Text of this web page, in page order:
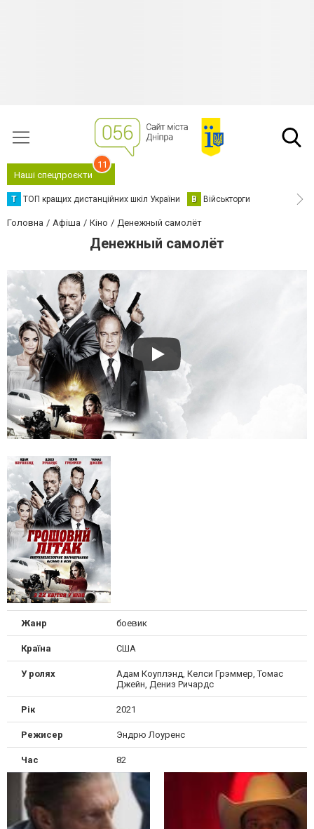
Наші спецпроєкти
11
Т ТОП кращих дистанційних шкіл України В Військторги
Головна Афіша Кіно Денежный самолёт
Денежный самолёт
Жанр боевик
Країна США
У ролях
Адам Коуплэнд, Келси Грэммер, Томас
Джейн, Дениз Ричардс
Рік 2021
Режисер Эндрю Лоуренс
Час 82